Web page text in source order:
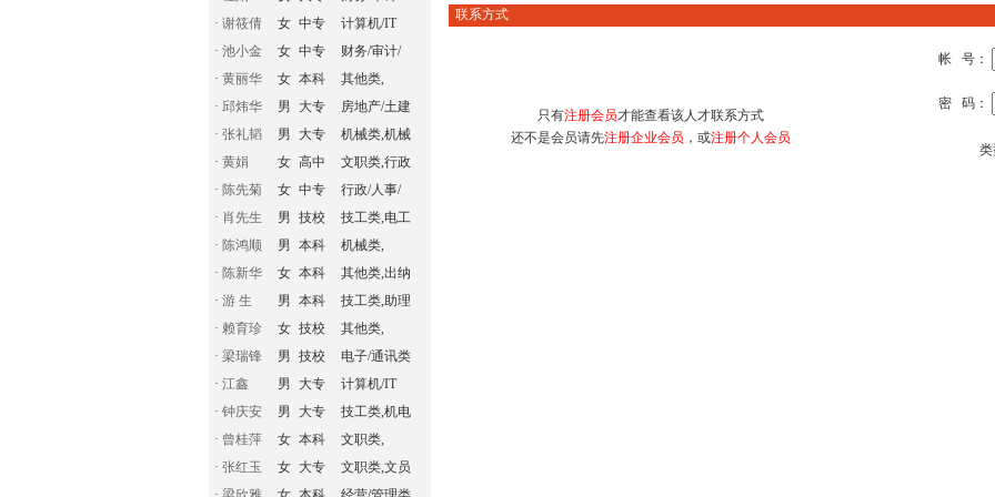
· 谢筱倩 女 中专
计算机/IT
· 池小金 女 中专
财务/审计/
· 黄丽华 女 本科
其他类,
· 邱炜华 男 大专
房地产/土建
· 张礼韬 男 大专
机械类,机械
· 黄娟 女 高中
文职类,行政
· 陈先菊 女 中专
行政/人事/
· 肖先生 男 技校
技工类,电工
· 陈鸿顺 男 本科
机械类,
· 陈新华 女 本科
其他类,出纳
· 游 生 男 本科
技工类,助理
· 赖育珍 女 技校
其他类,
· 梁瑞锋 男 技校
电子/通讯类
· 江鑫 男 大专
计算机/IT
· 钟庆安 男 大专
技工类,机电
· 曾桂萍 女 本科
文职类,
· 张红玉 女 大专
文职类,文员
联系方式
只有注册会员才能查看该人才联系方式
还不是会员请先注册企业会员 ，或注册个人会员
帐 号：
密 码：
类